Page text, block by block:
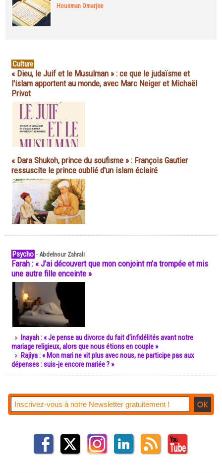
Housman Omarjee
Culture
« Dieu, le Juif et le Musulman » : ce que le judaïsme et
l'islam apportent au monde, avec Marc Neiger et Michaël
Privot
« Dara Shukoh, prince du soufisme » : François Gautier
ressuscite le prince oublié d'un islam éclairé
Psycho -Abdelnour Zahrali
Farah : « J’ai découvert que mon conjoint m’a trompée et mis
une autre fille enceinte »
Inayah : « Je pense au divorce du fait d’infidélités avant notre
mariage religieux, alors que nous étions en couple »
Rajiya : « Mon mari ne vit plus avec nous, ne participe pas aux
dépenses : suis-je encore mariée ? »